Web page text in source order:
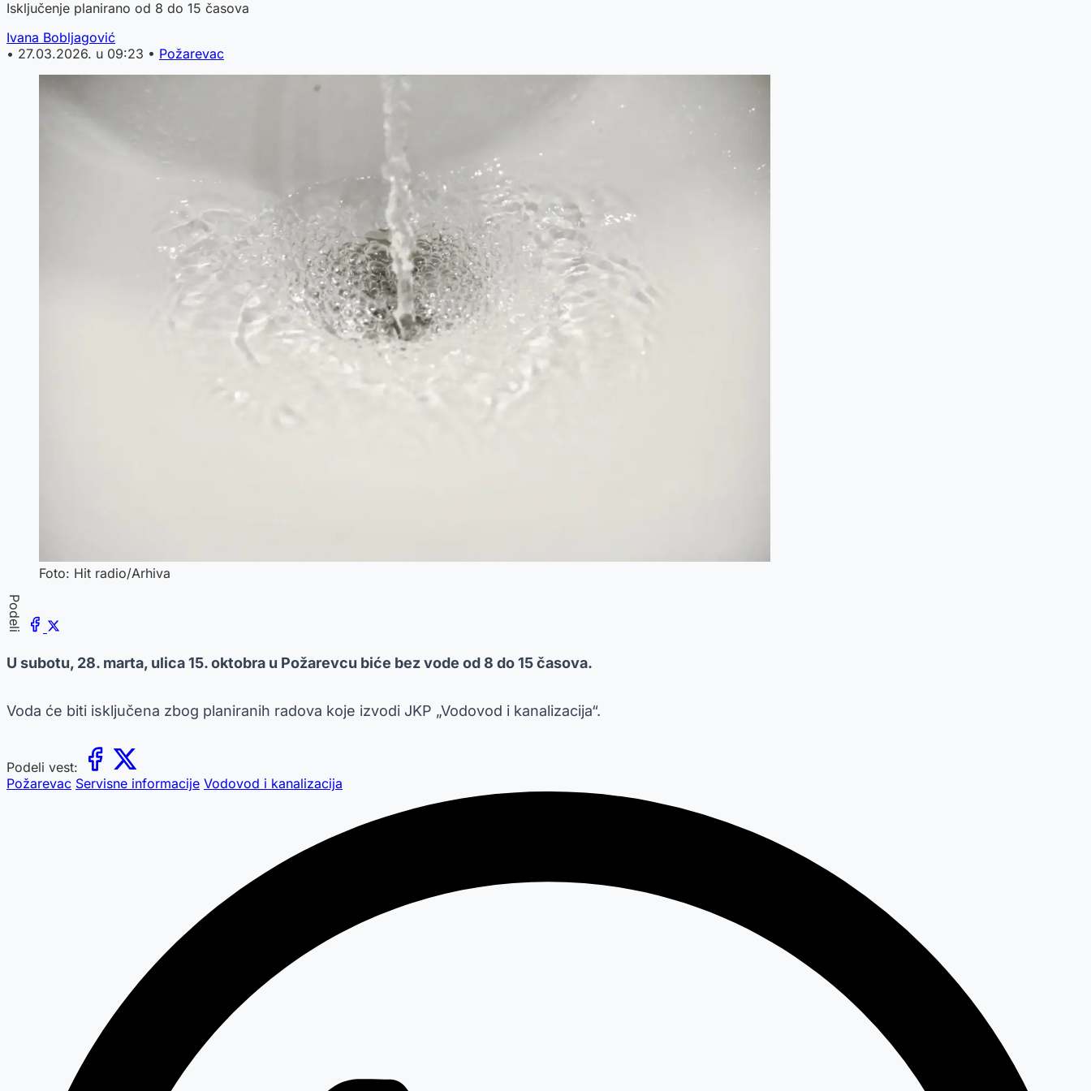
Isključenje planirano od 8 do 15 časova
Ivana Bobljagović
• 27.03.2026. u 09:23 • Požarevac
Foto: Hit radio/Arhiva
Podeli
U subotu, 28. marta, ulica 15. oktobra u Požarevcu biće bez vode od 8 do 15 časova.
Voda će biti isključena zbog planiranih radova koje izvodi JKP „Vodovod i kanalizacija“.
Podeli vest:
Požarevac Servisne informacije Vodovod i kanalizacija